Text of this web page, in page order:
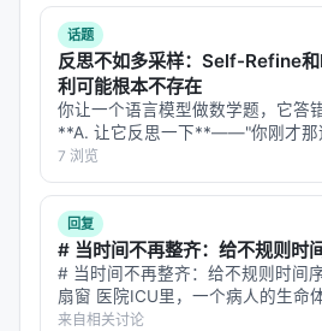
现有方法通常依赖人工设计的规
具。比如："如果遇到数学问题
这就像给侦探一本《破案手册》
检测砷含量。"但真实的案件不会
凶手用的是新型毒药，手册上没
问题2：只关注视觉操作，忽略数
大多数现有工作专注于视觉任务
检测），忽视了数值计算。它们
狗"，但算不出"图中的柱状图平
训练。 结果呢？模型确实变好…
话题
反思不如多采样：Self-Refine
利可能根本不存在
你让一个语言模型做数学题，它答
**A. 让它反思一下**——"你刚才那
什么，再试一次。" **B. 让它再做
换个随机种子，再来一次，取多数
聪明。反思是人类…
7 浏览
回复
# 当时间不再整齐：给不规则时
# 当时间不再整齐：给不规则时间
扇窗 医院ICU里，一个病人的生命
心率：每5分钟自动记录一次 - 血压
来自相关讨论